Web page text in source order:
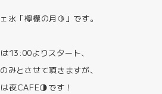
氷「檸檬の月🍋」です。
13:00よりスタート、
みとさせて頂きますが、
夜CAFE🌗です！